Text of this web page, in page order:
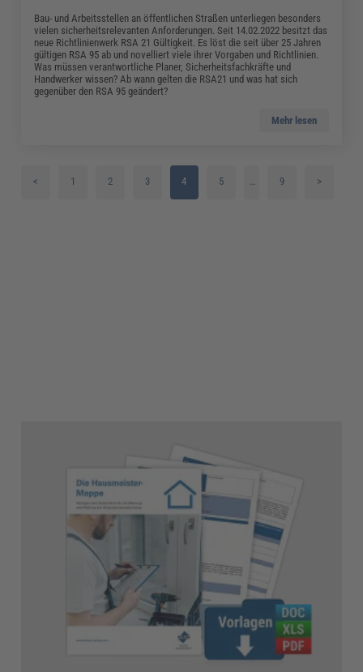
Bau- und Arbeitsstellen an öffentlichen Straßen unterliegen besonders
vielen sicherheitsrelevanten Anforderungen. Seit 14.02.2022 besitzt das
neue Richtlinienwerk RSA 21 Gültigkeit. Es löst die seit über 25 Jahren
gültigen RSA 95 ab und novelliert viele ihrer Vorgaben und Richtlinien.
Was müssen verantwortliche Planer, Sicherheitsfachkräfte und
Handwerker wissen? Ab wann gelten die RSA21 und was hat sich
gegenüber den RSA 95 geändert?
Mehr lesen
< 1 2 3 4 5 … 9 >